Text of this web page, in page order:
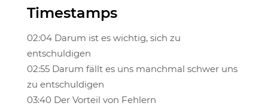
Timestamps
02:04 Darum ist es wichtig, sich zu
entschuldigen
02:55 Darum fällt es uns manchmal schwer uns
zu entschuldigen
03:40 Der Vorteil von Fehlern